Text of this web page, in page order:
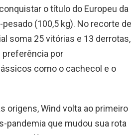
o título do Europeu da
(100,5 kg). No recorte de
soma 25 vitórias e 13 derrotas,
por
como o cachecol e o
origens, Wind volta ao primeiro
pandemia que mudou sua rota